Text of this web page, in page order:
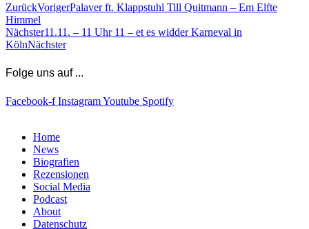
ZurückVorigerPalaver ft. Klappstuhl Till Quitmann – Em Elfte
Himmel
Nächster11.11. – 11 Uhr 11 – et es widder Karneval in
KölnNächster
Folge uns auf ...
Facebook-f InstagramYoutube Spotify
Home
News
Biografien
Rezensionen
Social Media
Podcast
About
Datenschutz